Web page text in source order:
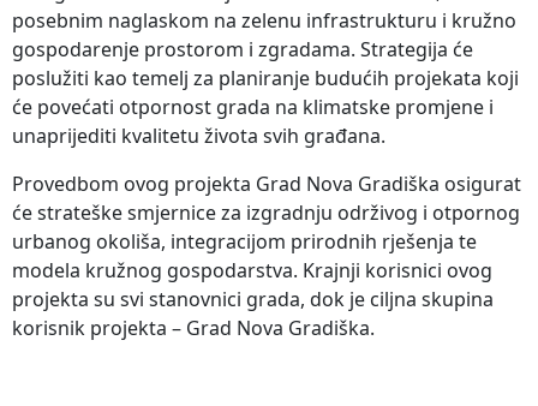
posebnim naglaskom na zelenu infrastrukturu i kružno
gospodarenje prostorom i zgradama. Strategija će
poslužiti kao temelj za planiranje budućih projekata koji
će povećati otpornost grada na klimatske promjene i
unaprijediti kvalitetu života svih građana.
Provedbom ovog projekta Grad Nova Gradiška osigurat
će strateške smjernice za izgradnju održivog i otpornog
urbanog okoliša, integracijom prirodnih rješenja te
modela kružnog gospodarstva. Krajnji korisnici ovog
projekta su svi stanovnici grada, dok je ciljna skupina
korisnik projekta – Grad Nova Gradiška.